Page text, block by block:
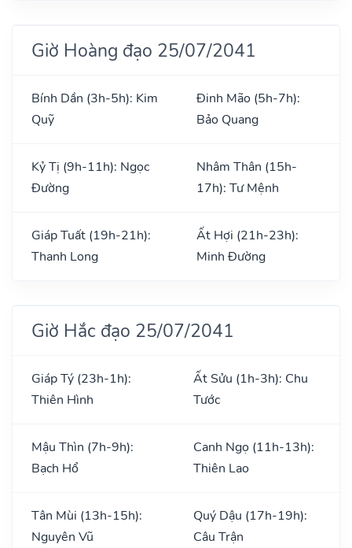
Giờ Hoàng đạo 25/07/2041
Bính Dần (3h-5h): Kim
Quỹ
Đinh Mão (5h-7h):
Bảo Quang
Kỷ Tị (9h-11h): Ngọc
Đường
Nhâm Thân (15h-
17h): Tư Mệnh
Giáp Tuất (19h-21h):
Thanh Long
Ất Hợi (21h-23h):
Minh Đường
Giờ Hắc đạo 25/07/2041
Giáp Tý (23h-1h):
Thiên Hình
Ất Sửu (1h-3h): Chu
Tước
Mậu Thìn (7h-9h):
Bạch Hổ
Canh Ngọ (11h-13h):
Thiên Lao
Tân Mùi (13h-15h):
Nguyên Vũ
Quý Dậu (17h-19h):
Câu Trận